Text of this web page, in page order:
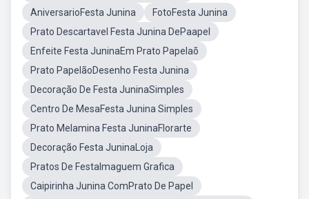
AniversarioFesta Junina
FotoFesta Junina
Prato Descartavel Festa Junina DePaapel
Enfeite Festa JuninaEm Prato Papelaõ
Prato PapelãoDesenho Festa Junina
Decoração De Festa JuninaSimples
Centro De MesaFesta Junina Simples
Prato Melamina Festa JuninaFlorarte
Decoração Festa JuninaLoja
Pratos De FestaImaguem Grafica
Caipirinha Junina ComPrato De Papel